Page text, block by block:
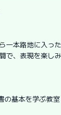
一本路地に入っ
で、表現を楽し
の基本を学ぶ教